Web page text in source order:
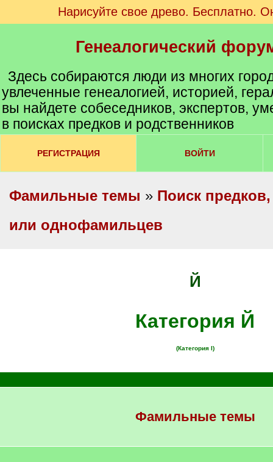
Нарисуйте свое древо. Бесплатно.
Генеалогический
Здесь собираются люди из многих
увлеченные генеалогией, историей,
вы найдете собеседников, экспертов,
в поисках предков и родственников
РЕГИСТРАЦИЯ ВОЙТИ
Фамильные темы » Поиск
или однофамильцев
Й
Категория Й
(Категория I)
Фамильные темы